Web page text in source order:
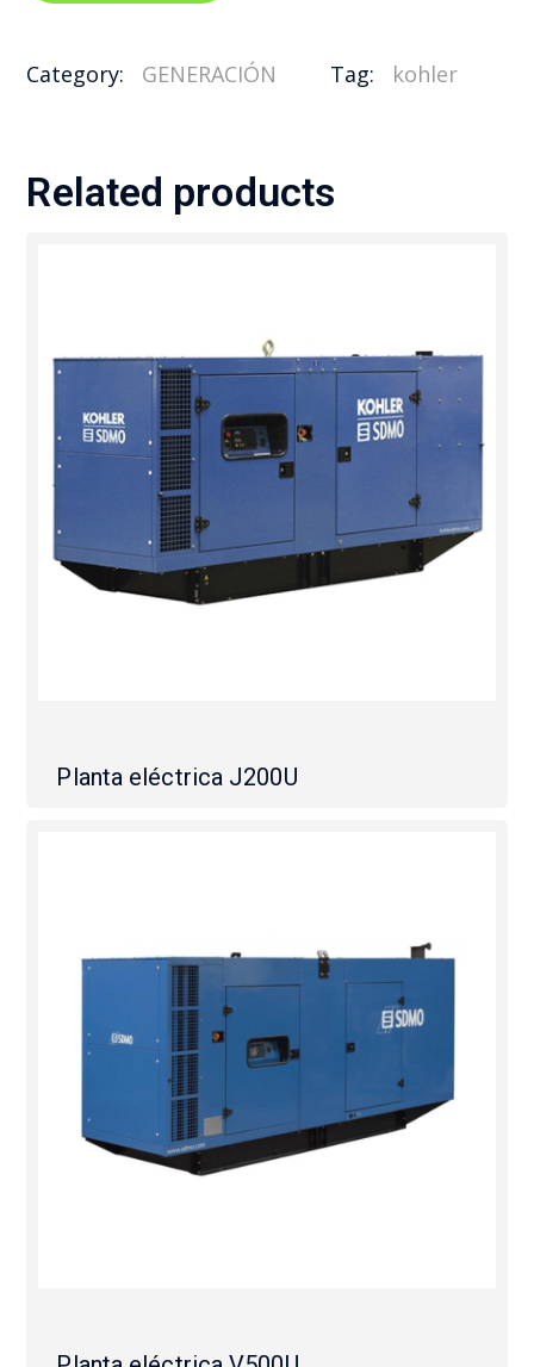
Category: GENERACIÓN Tag: kohler
Related products
Planta eléctrica J200U